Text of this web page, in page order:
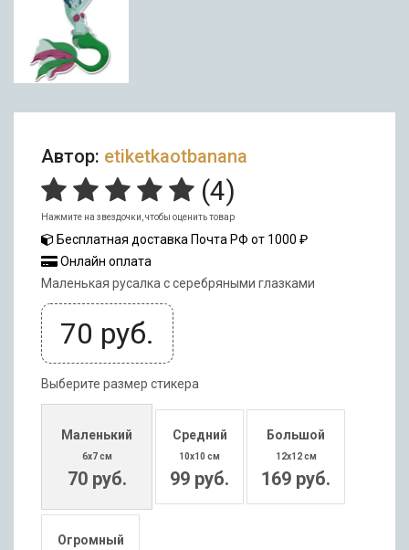
Автор: etiketkaotbanana
(4)
Нажмите на звездочки, чтобы оценить товар
Бесплатная доставка Почта РФ от 1000 ₽
Онлайн оплата
Маленькая русалка с серебряными глазками
70 руб.
Выберите размер стикера
Маленький
6x7 см
70 руб.
Средний
10x10 см
99 руб.
Большой
12x12 см
169 руб.
Огромный